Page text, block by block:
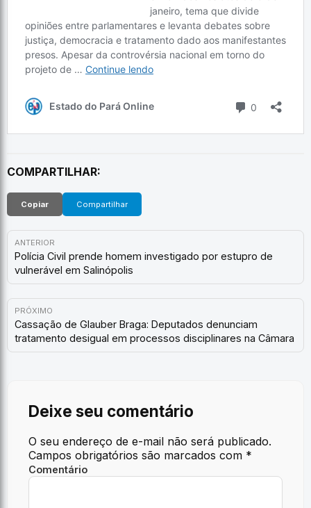
COMPARTILHAR:
Copiar Compartilhar
ANTERIOR
Polícia Civil prende homem investigado por estupro de
vulnerável em Salinópolis
PRÓXIMO
Cassação de Glauber Braga: Deputados denunciam
tratamento desigual em processos disciplinares na Câmara
Deixe seu comentário
O seu endereço de e-mail não será publicado.
Campos obrigatórios são marcados com *
Comentário